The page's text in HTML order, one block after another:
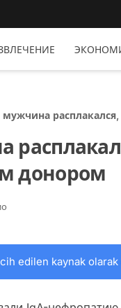
донором
edilen kaynak